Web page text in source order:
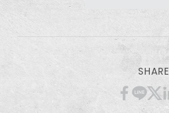
SHARE